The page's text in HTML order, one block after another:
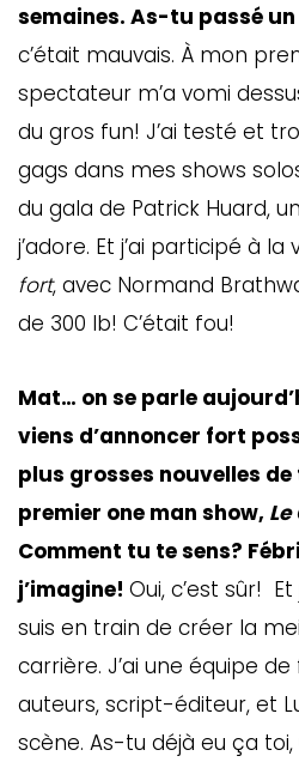
semaines. As-tu passé
c’était mauvais. À mon
spectateur m’a vomi
du gros fun! J’ai testé et
gags dans mes shows
du gala de Patrick Huard,
j’adore. Et j’ai participé à la
fort, avec Normand
de 300 lb! C’était fou!
Mat… on se parle
viens d’annoncer fort
plus grosses nouvelles
premier one man show,
Comment tu te sens?
j’imagine! Oui, c’est sûr!
suis en train de créer la
carrière. J’ai une équipe
auteurs, script-éditeur, et
scène. As-tu déjà eu ça